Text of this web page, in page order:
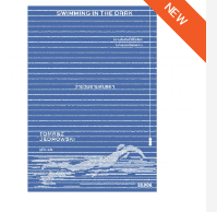
NEW